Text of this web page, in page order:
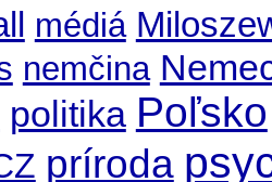
médiá
nemčina
politika Poľsko
príroda